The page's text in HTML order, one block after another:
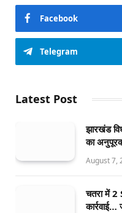
Facebook
Telegram
Latest Post
झारखंड
का
August 7,
चतरा में 2
कार्रवाई…